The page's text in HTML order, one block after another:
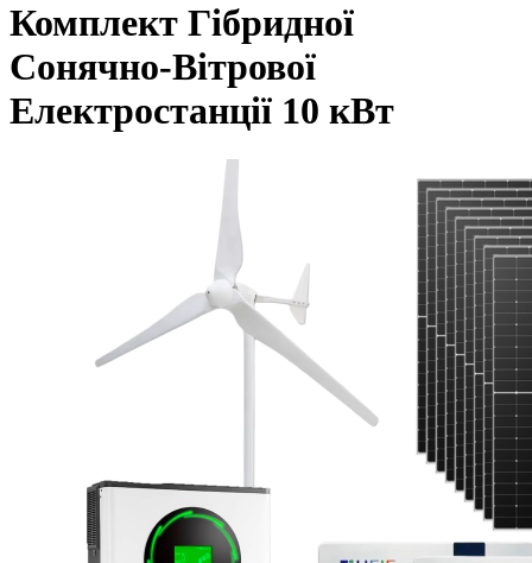
Комплект Гібридної
Сонячно-Вітрової
Електростанції 10 кВт